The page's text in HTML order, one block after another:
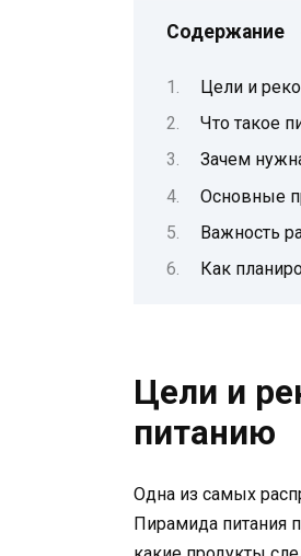
Содержание
Цели и
Что такое
Зачем
Основные
Важность
Как
Цели и
питанию
Одна из самых
Пирамида питания